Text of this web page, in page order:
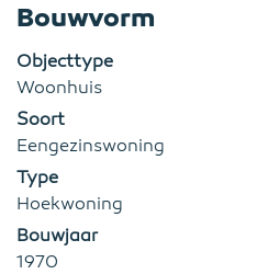
Bouwvorm
Objecttype
Woonhuis
Soort
Eengezinswoning
Type
Hoekwoning
Bouwjaar
1970